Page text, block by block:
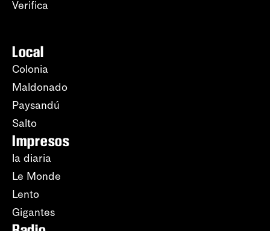
Verifica
Local
Colonia
Maldonado
Paysandú
Salto
Impresos
la diaria
Le Monde
Lento
Gigantes